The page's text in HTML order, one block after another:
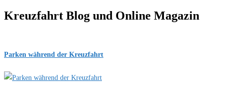
Kreuzfahrt Blog und Online Magazin
Parken während der Kreuzfahrt